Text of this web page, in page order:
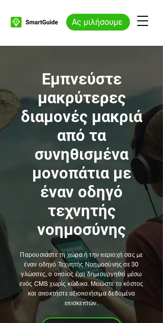
Ας μιλήσουμε
Εμπνεύστε
μακρύτερες
διαμονές μακριά
από τα
συνηθισμένα
μονοπάτια με
έναν οδηγό
τεχνητής
νοημοσύνης
Παρουσιάστε τη χώρα ή την περιοχή σας με
έναν οδηγό Τεχνητής Νοημοσύνης σε 30
γλώσσες, ο οποίος έχει δημιουργηθεί μέσω
ενός CMS χωρίς κώδικα. Μειώστε το κόστος
και αποκτήστε αξιοποιήσιμα δεδομένα
επισκεπτών.